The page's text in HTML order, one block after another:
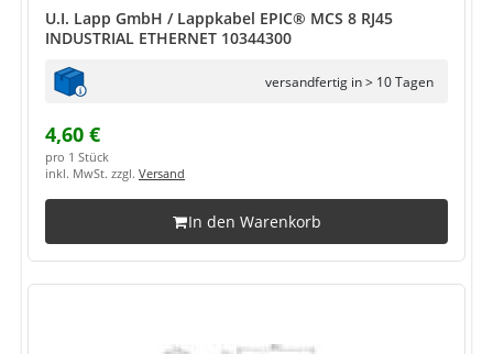
U.I. Lapp GmbH / Lappkabel EPIC® MCS 8 RJ45
INDUSTRIAL ETHERNET 10344300
versandfertig in > 10 Tagen
4,60 €
pro 1 Stück
inkl. MwSt. zzgl. Versand
In den Warenkorb